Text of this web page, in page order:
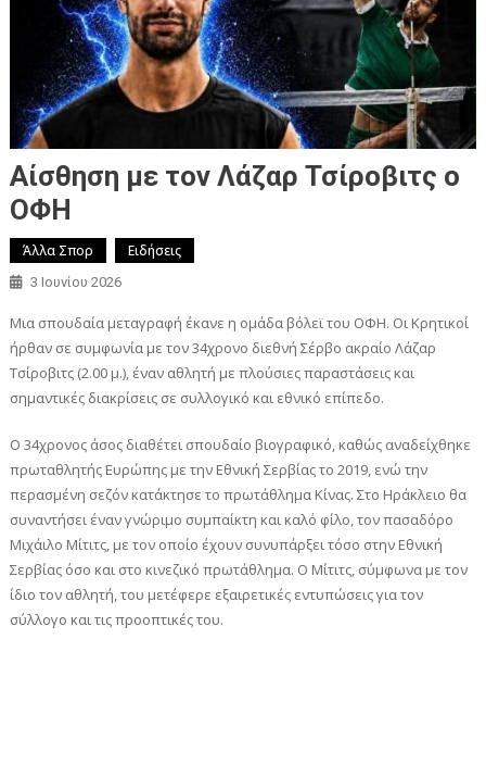
Αίσθηση με τον Λάζαρ Τσίροβιτς ο
ΟΦΗ
Άλλα Σπορ Ειδήσεις
3 Ιουνίου 2026
Μια σπουδαία μεταγραφή έκανε η ομάδα βόλεϊ του ΟΦΗ. Οι Κρητικοί
ήρθαν σε συμφωνία με τον 34χρονο διεθνή Σέρβο ακραίο Λάζαρ
Τσίροβιτς (2.00 μ.), έναν αθλητή με πλούσιες παραστάσεις και
σημαντικές διακρίσεις σε συλλογικό και εθνικό επίπεδο.
Ο 34χρονος άσος διαθέτει σπουδαίο βιογραφικό, καθώς αναδείχθηκε
πρωταθλητής Ευρώπης με την Εθνική Σερβίας το 2019, ενώ την
περασμένη σεζόν κατάκτησε το πρωτάθλημα Κίνας. Στο Ηράκλειο θα
συναντήσει έναν γνώριμο συμπαίκτη και καλό φίλο, τον πασαδόρο
Μιχάιλο Μίτιτς, με τον οποίο έχουν συνυπάρξει τόσο στην Εθνική
Σερβίας όσο και στο κινεζικό πρωτάθλημα. Ο Μίτιτς, σύμφωνα με τον
ίδιο τον αθλητή, του μετέφερε εξαιρετικές εντυπώσεις για τον
σύλλογο και τις προοπτικές του.